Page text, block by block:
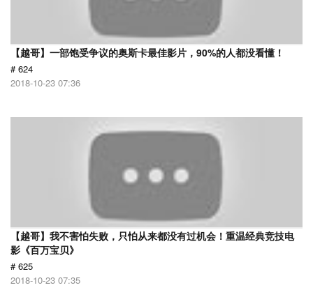
【越哥】一部饱受争议的奥斯卡最佳影片，90%的人都没看懂！
# 624
2018-10-23 07:36
【越哥】我不害怕失败，只怕从来都没有过机会！重温经典竞技电
影《百万宝贝》
# 625
2018-10-23 07:35